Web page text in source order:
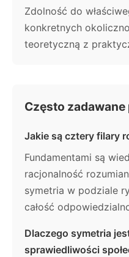
Zdolność do
konkretnych
teoretyczną z
Często zadawane
Jakie są cztery filary
Fundamentami są
racjonalność
symetria w podziale
całość
Dlaczego symetria
sprawiedliwości